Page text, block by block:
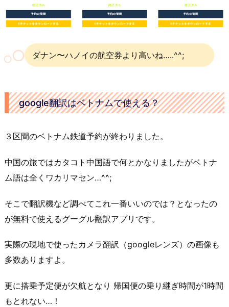
ダナン〜ハノイの航空券より高いね…..^^;
google翻訳はベトナムで使える？
３区間のベトナム鉄道予約が終わりました。
中国の旅ではカタコト中国語で何とかなりましたがベトナ
ム語は全くワカリマセン…^^;
そこで翻訳機など調べてこれ一番いいのでは？となったの
が無料で使えるグーグル翻訳アプリです。
実際の現地で使ったカメラ翻訳（googleレンズ）の画像も
多数ありますよ。
更に搭乗予定便が欠航となり 帰国便の乗り継ぎ時間が1時間
もとれない…！